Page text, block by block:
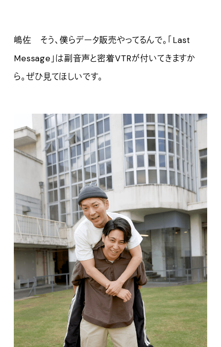
嶋佐 そう、僕らデータ販売やってるんで。「Last
Message」は副音声と密着VTRが付いてきますか
ら。ぜひ見てほしいです。